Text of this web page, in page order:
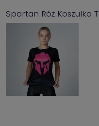
Spartan Róż Koszulka